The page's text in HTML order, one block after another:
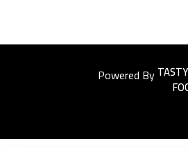
Powered By